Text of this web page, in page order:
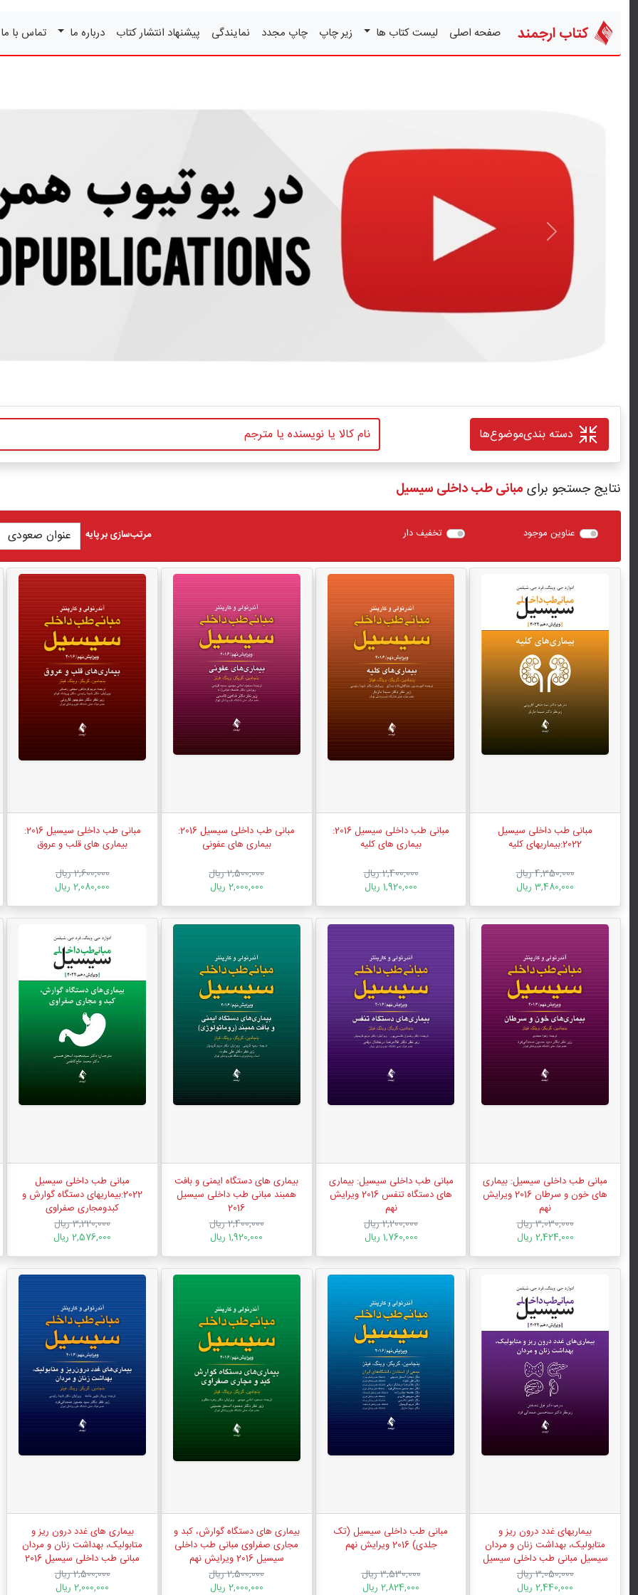
کتاب ارجمند صفحه اصلی لیست کتاب ها زیر چاپ چاپ مجدد نمایندگی پیشنهاد انتشار کتاب درباره ما تماس با
قبلی
دسته بندیموضوع‌ها
نتایج جستجو برای مبانی طب داخلی سیسیل
عناوین موجود تخفیف دار مرتب‌سازی بر پایه
مبانی طب داخلی سیسیل
2022:بیماریهای کلیه
4,350,000 ریال
3,480,000 ریال
مبانی طب داخلی سیسیل 2016:
بیماری های کلیه
2,400,000 ریال
1,920,000 ریال
مبانی طب داخلی سیسیل 2016:
بیماری های عفونی
2,500,000 ریال
2,000,000 ریال
مبانی طب داخلی سیسیل 2016:
بیماری های قلب و عروق
2,600,000 ریال
2,080,000 ریال
مبانی طب داخلی سیسیل: بیماری
های خون و سرطان 2016 ویرایش
نهم
3,030,000 ریال
2,424,000 ریال
مبانی طب داخلی سیسیل: بیماری
های دستگاه تنفس 2016 ویرایش
نهم
2,200,000 ریال
1,760,000 ریال
بیماری های دستگاه ایمنی و بافت
همبند مبانی طب داخلی سیسیل
2016
2,400,000 ریال
1,920,000 ریال
مبانی طب داخلی سیسیل
2022:بیماریهای دستگاه گوارش و
کبدومجاری صفراوی
3,220,000 ریال
2,576,000 ریال
بیماریهای غدد درون ریز و
متابولیک، بهداشت زنان و مردان
سیسیل مبانی طب داخلی سیسیل
2022 ویرایش دهم
3,050,000 ریال
2,440,000 ریال
مبانی طب داخلی سیسیل (تک
جلدی) 2016 ویرایش نهم
3,530,000 ریال
2,824,000 ریال
بیماری های دستگاه گوارش، کبد و
مجاری صفراوی مبانی طب داخلی
سیسیل 2016 ویرایش نهم
2,500,000 ریال
2,000,000 ریال
بیماری های غدد درون ریز و
متابولیک، بهداشت زنان و مردان
مبانی طب داخلی سیسیل 2016
ویرایش نهم
2,500,000 ریال
2,000,000 ریال